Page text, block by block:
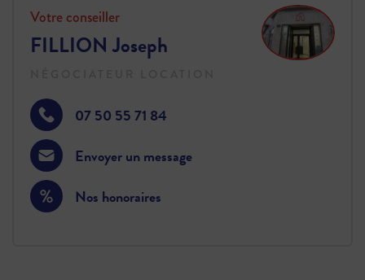
Votre conseiller
FILLION Joseph
07 50 55 71 84
Envoyer un message
Nos honoraires